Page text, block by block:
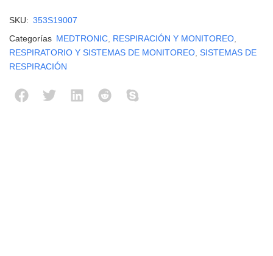
SKU: 353S19007
Categorías MEDTRONIC, RESPIRACIÓN Y MONITOREO,
RESPIRATORIO Y SISTEMAS DE MONITOREO, SISTEMAS DE
RESPIRACIÓN